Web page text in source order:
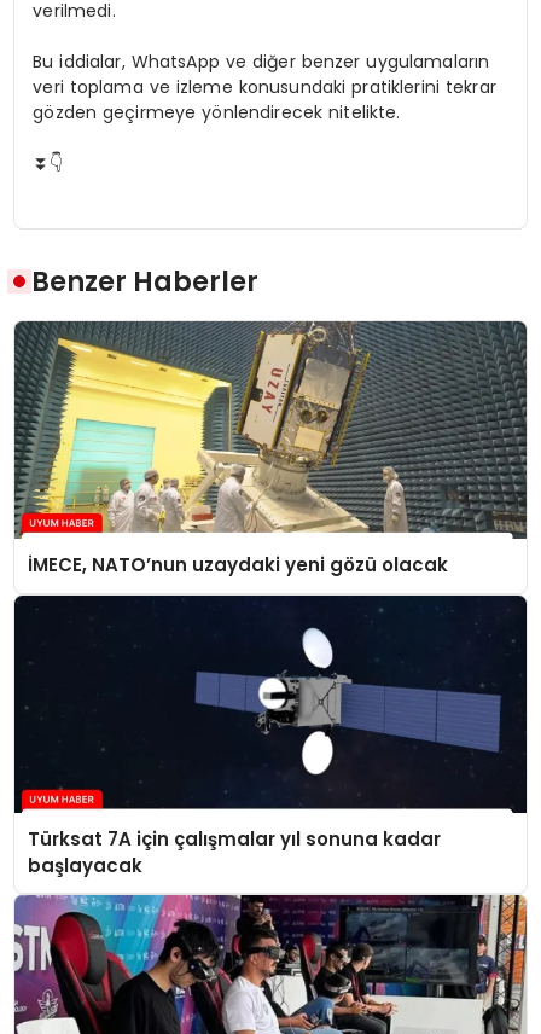
verilmedi.
Bu iddialar, WhatsApp ve diğer benzer uygulamaların
veri toplama ve izleme konusundaki pratiklerini tekrar
gözden geçirmeye yönlendirecek nitelikte.
⏬👇
Benzer Haberler
İMECE, NATO’nun uzaydaki yeni gözü olacak
Türksat 7A için çalışmalar yıl sonuna kadar
başlayacak